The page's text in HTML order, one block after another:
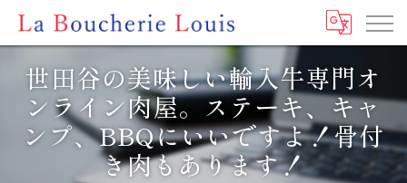
世田谷の美味しい輸入牛専門オ
ンライン肉屋。ステーキ、キャ
ンプ、BBQにいいですよ！骨付
き肉もあります！